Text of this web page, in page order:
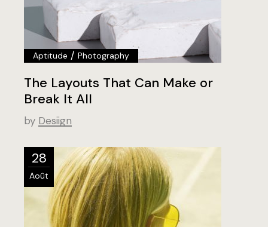
Aptitude /Photography
The Layouts That Can Make or
Break It All
by Desiign
28
Août